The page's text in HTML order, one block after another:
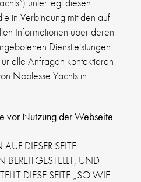
in Verbindung mit den auf
Informationen über deren
Dienstleistungen
alle Anfragen kontaktieren
Noblesse Yachts in
vor Nutzung der Webseite
DIESER SEITE
UND
DIESE SEITE „SO WIE